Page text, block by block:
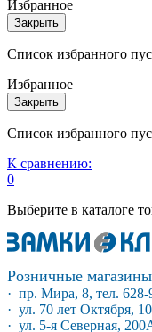
Избранное
Закрыть
Список избранного
Избранное
Закрыть
Список избранного
К сравнению:
0
Выберите в каталоге
Розничные
· пр. Мира, 8, тел. 628-
· ул. 70 лет Октября,
· ул. 5-я Северная,